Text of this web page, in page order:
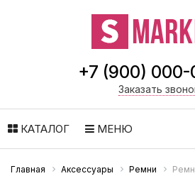
+7 (900)
Заказать
КАТАЛОГ МЕНЮ
Главная Аксессуары Ремни